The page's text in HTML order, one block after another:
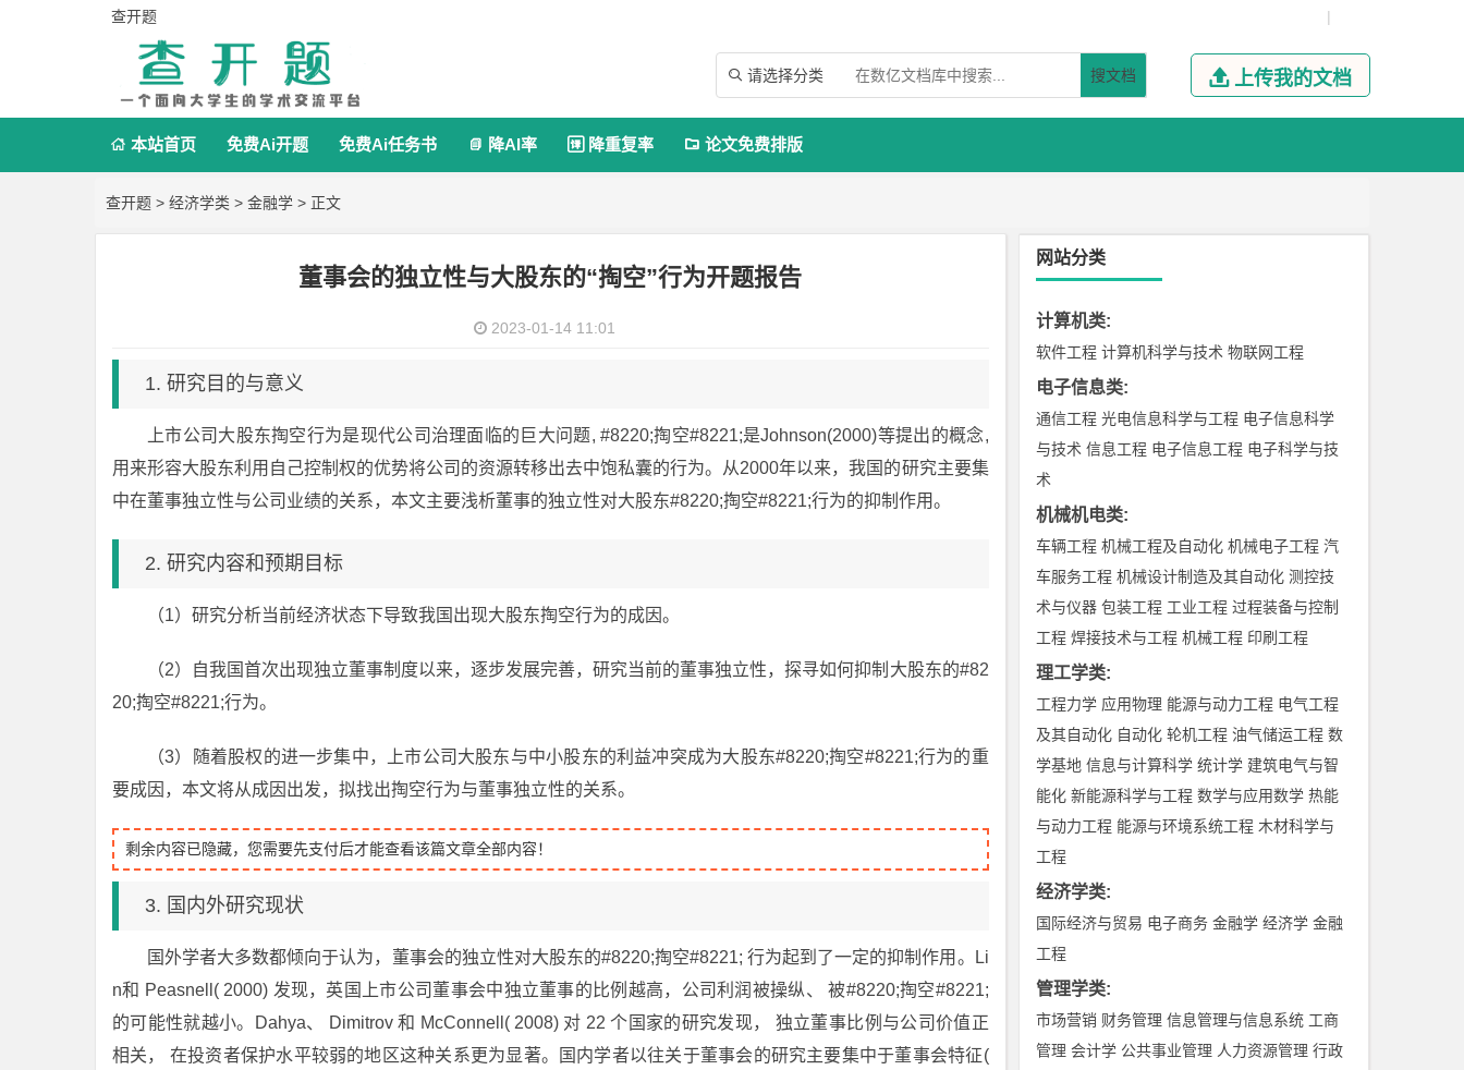
查开题 |
 请选择分类 搜文档  上传我的文档
 本站首页 免费Ai开题 免费Ai任务书  降AI率  降重复率  论文免费排版
查开题 > 经济学类 > 金融学 > 正文
董事会的独立性与大股东的“掏空”行为开题报告
2023-01-14 11:01
1. 研究目的与意义
上市公司大股东掏空行为是现代公司治理面临的巨大问题, #8220;掏空#8221;是Johnson(2000)等提出的概念,
用来形容大股东利用自己控制权的优势将公司的资源转移出去中饱私囊的行为。从2000年以来，我国的研究主要集
中在董事独立性与公司业绩的关系，本文主要浅析董事的独立性对大股东#8220;掏空#8221;行为的抑制作用。
2. 研究内容和预期目标
（1）研究分析当前经济状态下导致我国出现大股东掏空行为的成因。
（2）自我国首次出现独立董事制度以来，逐步发展完善，研究当前的董事独立性，探寻如何抑制大股东的#82
20;掏空#8221;行为。
（3）随着股权的进一步集中，上市公司大股东与中小股东的利益冲突成为大股东#8220;掏空#8221;行为的重
要成因，本文将从成因出发，拟找出掏空行为与董事独立性的关系。
剩余内容已隐藏，您需要先支付后才能查看该篇文章全部内容！
3. 国内外研究现状
国外学者大多数都倾向于认为，董事会的独立性对大股东的#8220;掏空#8221; 行为起到了一定的抑制作用。Li
n和 Peasnell( 2000) 发现，英国上市公司董事会中独立董事的比例越高，公司利润被操纵、 被#8220;掏空#8221;
的可能性就越小。Dahya、 Dimitrov 和 McConnell( 2008) 对 22 个国家的研究发现， 独立董事比例与公司价值正
相关， 在投资者保护水平较弱的地区这种关系更为显著。国内学者以往关于董事会的研究主要集中于董事会特征(
网站分类
计算机类:
软件工程 计算机科学与技术 物联网工程
电子信息类:
通信工程 光电信息科学与工程 电子信息科学
与技术 信息工程 电子信息工程 电子科学与技
术
机械机电类:
车辆工程 机械工程及自动化 机械电子工程 汽
车服务工程 机械设计制造及其自动化 测控技
术与仪器 包装工程 工业工程 过程装备与控制
工程 焊接技术与工程 机械工程 印刷工程
理工学类:
工程力学 应用物理 能源与动力工程 电气工程
及其自动化 自动化 轮机工程 油气储运工程 数
学基地 信息与计算科学 统计学 建筑电气与智
能化 新能源科学与工程 数学与应用数学 热能
与动力工程 能源与环境系统工程 木材科学与
工程
经济学类:
国际经济与贸易 电子商务 金融学 经济学 金融
工程
管理学类:
市场营销 财务管理 信息管理与信息系统 工商
管理 会计学 公共事业管理 人力资源管理 行政